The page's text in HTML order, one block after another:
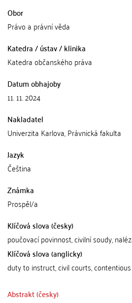
Obor
Právo a právní věda
Katedra / ústav / klinika
Katedra občanského práva
Datum obhajoby
11. 11. 2024
Nakladatel
Univerzita Karlova, Právnická fakulta
Jazyk
Čeština
Známka
Prospěl/a
Klíčová slova (česky)
poučovací povinnost, civilní soudy,
Klíčová slova (anglicky)
duty to instruct, civil courts,
Abstrakt (česky)